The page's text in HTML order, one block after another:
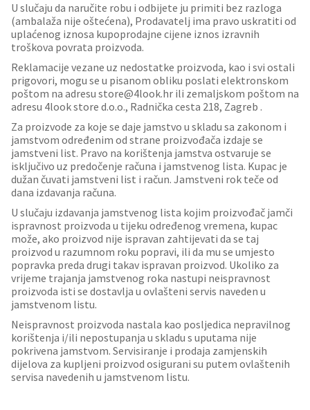
U slučaju da naručite robu i odbijete ju primiti bez razloga
(ambalaža nije oštećena), Prodavatelj ima pravo uskratiti od
uplaćenog iznosa kupoprodajne cijene iznos izravnih
troškova povrata proizvoda.
Reklamacije vezane uz nedostatke proizvoda, kao i svi ostali
prigovori, mogu se u pisanom obliku poslati elektronskom
poštom na adresu store@4look.hr ili zemaljskom poštom na
adresu 4look store d.o.o., Radnička cesta 218, Zagreb .
Za proizvode za koje se daje jamstvo u skladu sa zakonom i
jamstvom određenim od strane proizvođača izdaje se
jamstveni list. Pravo na korištenja jamstva ostvaruje se
isključivo uz predočenje računa i jamstvenog lista. Kupac je
dužan čuvati jamstveni list i račun. Jamstveni rok teče od
dana izdavanja računa.
U slučaju izdavanja jamstvenog lista kojim proizvođač jamči
ispravnost proizvoda u tijeku određenog vremena, kupac
može, ako proizvod nije ispravan zahtijevati da se taj
proizvod u razumnom roku popravi, ili da mu se umjesto
popravka preda drugi takav ispravan proizvod. Ukoliko za
vrijeme trajanja jamstvenog roka nastupi neispravnost
proizvoda isti se dostavlja u ovlašteni servis naveden u
jamstvenom listu.
Neispravnost proizvoda nastala kao posljedica nepravilnog
korištenja i/ili nepostupanja u skladu s uputama nije
pokrivena jamstvom. Servisiranje i prodaja zamjenskih
dijelova za kupljeni proizvod osigurani su putem ovlaštenih
servisa navedenih u jamstvenom listu.